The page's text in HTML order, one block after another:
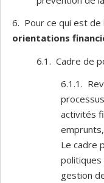
6. Pour ce qui est de
orientations
6.1. Cadre de
6.1.1.
activités
Le cadre
politiques
gestion